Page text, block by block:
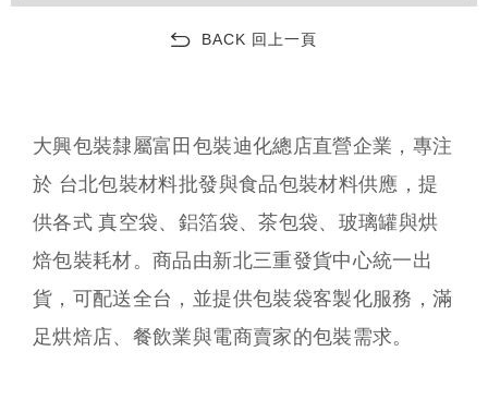
BACK 回上一頁
大興包裝隸屬富田包裝迪化總店直營企業，專注
於 台北包裝材料批發與食品包裝材料供應，提
供各式 真空袋、鋁箔袋、茶包袋、玻璃罐與烘
焙包裝耗材。商品由新北三重發貨中心統一出
貨，可配送全台，並提供包裝袋客製化服務，滿
足烘焙店、餐飲業與電商賣家的包裝需求。